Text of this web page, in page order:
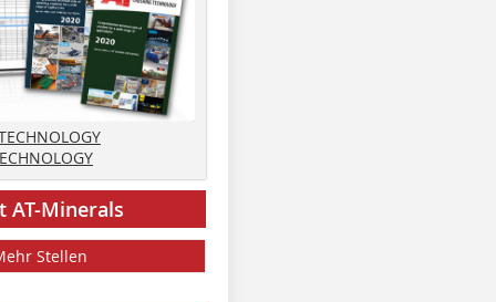
AT-Minerals
Stellen